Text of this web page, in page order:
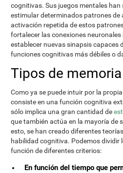
cognitivas. Sus juegos mentales han
estimular determinados patrones de
activación repetida de estos
fortalecer las conexiones
establecer nuevas sinapsis capaces
funciones cognitivas más débiles o
Tipos de memoria
Como ya se puede intuir por la
consiste en una función cognitiva
sólo implica una gran cantidad de
que también actúa en la mayoría de
esto, se han creado diferentes
habilidad cognitiva. Podemos dividir
función de diferentes criterios:
En función del tiempo que